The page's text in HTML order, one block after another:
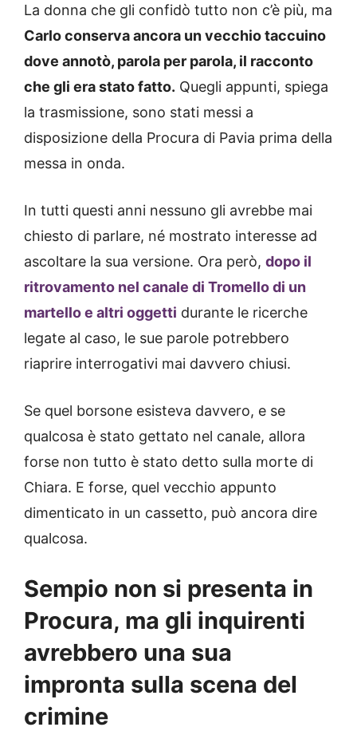
La donna che gli confidò tutto non c’è più, ma
Carlo conserva ancora un vecchio taccuino
dove annotò, parola per parola, il racconto
che gli era stato fatto. Quegli appunti, spiega
la trasmissione, sono stati messi a
disposizione della Procura di Pavia prima della
messa in onda.
In tutti questi anni nessuno gli avrebbe mai
chiesto di parlare, né mostrato interesse ad
ascoltare la sua versione. Ora però, dopo il
ritrovamento nel canale di Tromello di un
martello e altri oggetti durante le ricerche
legate al caso, le sue parole potrebbero
riaprire interrogativi mai davvero chiusi.
Se quel borsone esisteva davvero, e se
qualcosa è stato gettato nel canale, allora
forse non tutto è stato detto sulla morte di
Chiara. E forse, quel vecchio appunto
dimenticato in un cassetto, può ancora dire
qualcosa.
Sempio non si presenta in
Procura, ma gli inquirenti
avrebbero una sua
impronta sulla scena del
crimine